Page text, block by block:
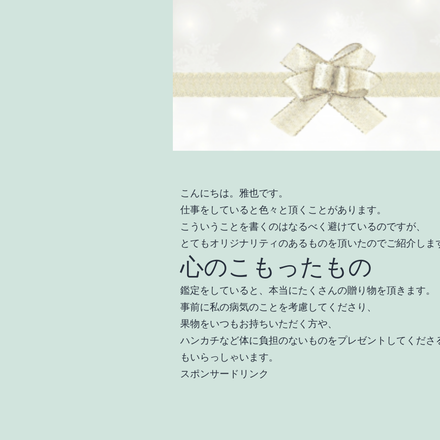
こんにちは。雅也です。
仕事をしていると色々と頂くことがあります。
こういうことを書くのはなるべく避けているのですが、
とてもオリジナリティのあるものを頂いたのでご紹介しま
心のこもったもの
鑑定をしていると、本当にたくさんの贈り物を頂きます。
事前に私の病気のことを考慮してくださり、
果物をいつもお持ちいただく方や、
ハンカチなど体に負担のないものをプレゼントしてくださ
もいらっしゃいます。
スポンサードリンク